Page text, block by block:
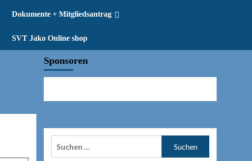
Dokumente + Mitgliedsantrag
SVT Jako Online shop
Sponsoren